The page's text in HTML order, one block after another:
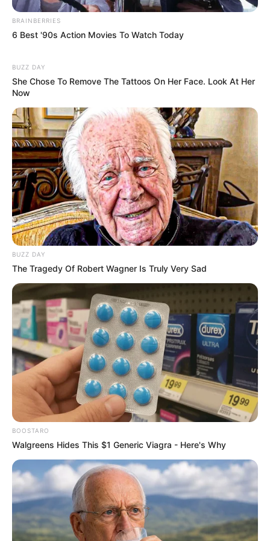
Fakta Menarik
Setelah menjadi populer di aplikasi terkenal, ia ingin
mendorong generasi muda untuk mengejar tujuan mereka dan
mencapainya.
Hubungan mendalam dengan masyarakat membutuhkan waktu
untuk dibangun, namun kepribadiannya yang ramah
mewujudkannya dengan cepat.
Telah mampu mengubah hasratnya menjadi pekerjaan yang
menguntungkan dan memuaskan.
Baca juga:Biodata, Profil, dan Fakta Audrie Powell
Quotes
FAQ
Siapa Akasha McNamara?
Dia adalah Model, Selebgram, Bintang OnlyFans kelahiran
Amerika Serikat.
Siapa nama asli Akasha McNamara?
BRAINBERRIES
6 Best '90s Action Movies To Watch Today
BUZZ DAY
She Chose To Remove The Tattoos On Her Face. Look At Her
Now
BUZZ DAY
The Tragedy Of Robert Wagner Is Truly Very Sad
BOOSTARO
Walgreens Hides This $1 Generic Viagra - Here's Why